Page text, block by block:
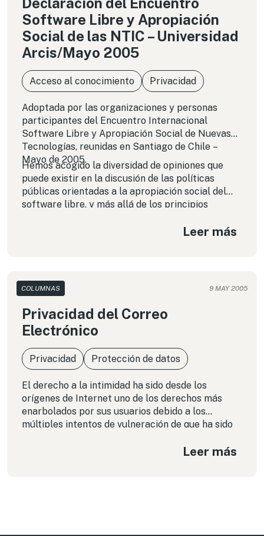
Software Libre y Apropiación
Social de las NTIC – Universidad
Arcis/Mayo 2005
Acceso al conocimiento Privacidad
Adoptada por las organizaciones y personas
participantes del Encuentro Internacional
Software Libre y Apropiación Social de Nuevas
Tecnologías, reunidas en Santiago de Chile –
Mayo de 2005.
Hemos acogido la diversidad de opiniones que
puede existir en la discusión de las políticas
públicas orientadas a la apropiación social del
software libre, y más allá de los principios
tenerse en cuenta por los gobiernos y la propia
software y tecnologías libres.
Leer más
COLUMNAS 9 MAY 2005
Privacidad del Correo
Electrónico
Privacidad Protección de datos
El derecho a la intimidad ha sido desde los
orígenes de Internet uno de los derechos más
enarbolados por sus usuarios debido a los
múltiples intentos de vulneración de que ha sido
conocimiento en nuestro país dice relación con
Leer más